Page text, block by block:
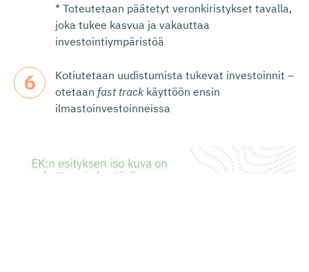
* Toteutetaan päätetyt veronkiristykset tavalla,
joka tukee kasvua ja vakauttaa
investointiympäristöä
Kotiutetaan uudistumista tukevat investoinnit –
otetaan fast trackkäyttöön ensin
ilmastoinvestoinneissa